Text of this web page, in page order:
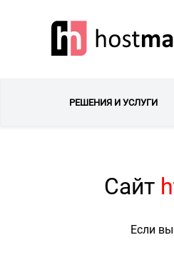
РЕШЕНИЯ И УСЛУГИ
Сайт
Если